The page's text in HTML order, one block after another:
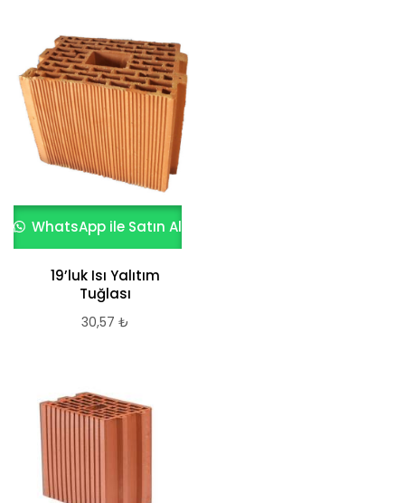
WhatsApp ile Satın Al
19’luk Isı Yalıtım
Tuğlası
30,57 ₺